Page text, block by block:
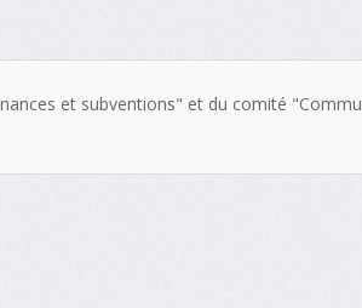
et subventions" et du comité